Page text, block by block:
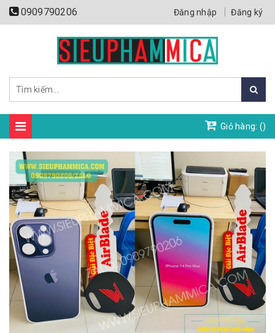
0909790206 Đăng nhập Đăng ký
Giỏ hàng: ()